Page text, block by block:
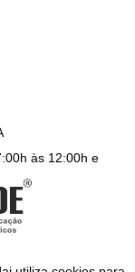
às 12:00h e